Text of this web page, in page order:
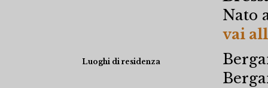
Nato
vai
Luoghi di residenza